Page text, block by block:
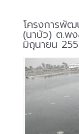
โครงการพั
(นาบัว) ต.พ
มิถุนายน